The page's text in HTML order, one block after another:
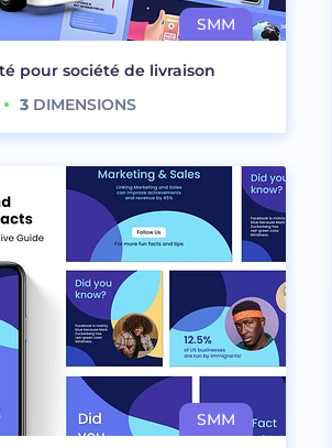
pour société de livraison
3 DIMENSIONS